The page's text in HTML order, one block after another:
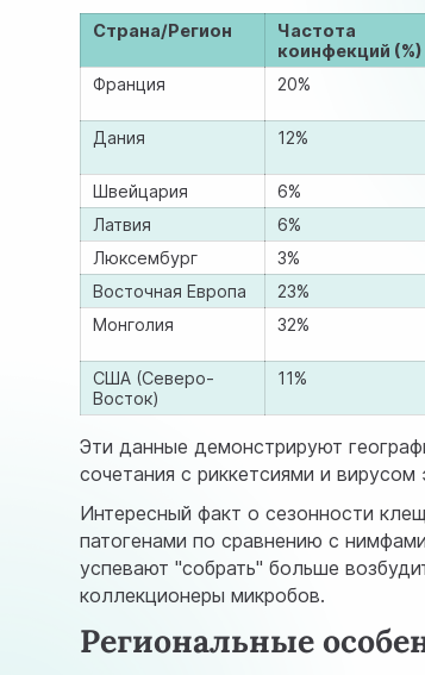
Страна/Регион
Частота
коинфекций (%)
Франция 20%
Дания
12%
Швейцария
6%
Латвия
6%
Люксембург
3%
Восточная Европа
23%
Монголия
32%
США (Северо-
Восток)
11%
Эти данные демонстрируют
сочетания с риккетсиями и
Интересный факт о сезонности
патогенами по сравнению с
успевают "собрать" больше
коллекционеры микробов.
Региональные